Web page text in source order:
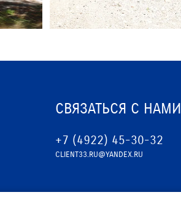
СВЯЗАТЬСЯ С НАМИ
+7 (4922) 45-30-32
CLIENT33.RU@YANDEX.RU